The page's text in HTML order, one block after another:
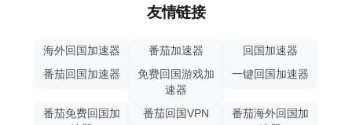
友情链接
海外回国加速器 番茄加速器
回国加速器
番茄回国加速器
免费回国游戏加
速器
一键回国加速器
番茄免费回国加
番茄回国VPN
番茄海外回国加